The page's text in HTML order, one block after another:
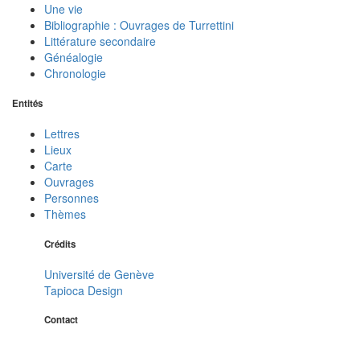
Une vie
Bibliographie : Ouvrages de Turrettini
Littérature secondaire
Généalogie
Chronologie
Entités
Lettres
Lieux
Carte
Ouvrages
Personnes
Thèmes
Crédits
Université de Genève
Tapioca Design
Contact